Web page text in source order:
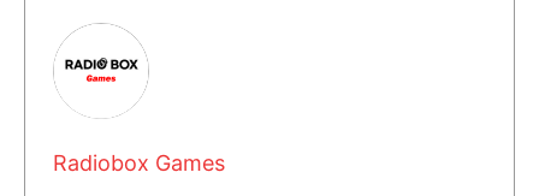
Radiobox Games